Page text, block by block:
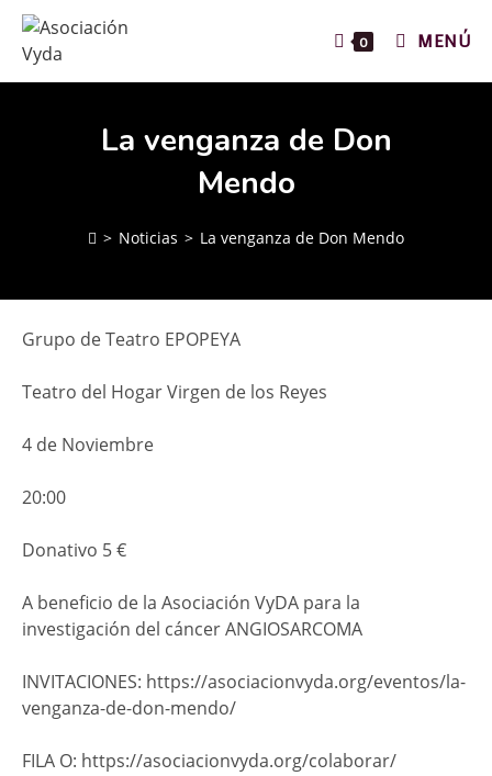
0 MENÚ
La venganza de Don
Mendo
> Noticias > La venganza de Don Mendo
Grupo de Teatro EPOPEYA
Teatro del Hogar Virgen de los Reyes
4 de Noviembre
20:00
Donativo 5 €
A beneficio de la Asociación VyDA para la
investigación del cáncer ANGIOSARCOMA
INVITACIONES: https://asociacionvyda.org/eventos/la-
venganza-de-don-mendo/
FILA O: https://asociacionvyda.org/colaborar/